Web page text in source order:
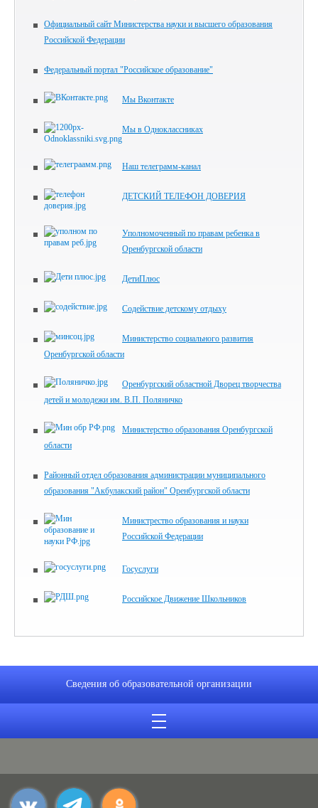
Официальный сайт Министерства науки и высшего образования
Российской Федерации
Федеральный портал "Российское образование"
Мы Вконтакте
Мы в Одноклассниках
Наш телеграмм-канал
ДЕТСКИЙ ТЕЛЕФОН ДОВЕРИЯ
Уполномоченный по правам ребенка в
Оренбургской области
ДетиПлюс
Содействие детскому отдыху
Министерство социального развития
Оренбургской области
Оренбургский областной Дворец творчества
детей и молодежи им. В.П. Поляничко
Министерство образования Оренбургской
области
Районный отдел образования администрации муниципального
образования "Акбулакский район" Оренбургской области
Министрество образования и науки
Российской Федерации
Госуслуги
Российское Движение Школьников
Сведения об образовательной организации